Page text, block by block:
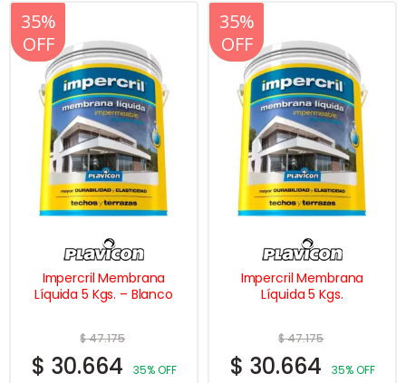
20%
OFF
35%
OFF
Impercril Membrana
Líquida 5 Kgs. – Blanco
$47.175
$ 30.664 35% OFF
20%
OFF
35%
OFF
Impercril Membrana
Líquida 5 Kgs.
$47.175
$ 30.664 35% OFF